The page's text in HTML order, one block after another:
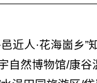
邑近人·花海崮乡”
自然博物馆/康